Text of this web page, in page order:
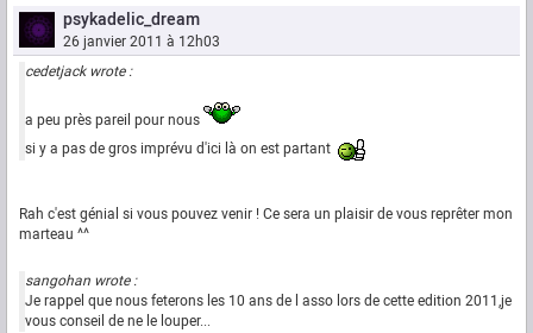
psykadelic_dream
26 janvier 2011 à 12h03
cedetjack wrote :
a peu près pareil pour nous
si y a pas de gros imprévu d'ici là on est partant
Rah c'est génial si vous pouvez venir ! Ce sera un plaisir de vous reprêter mon
marteau ^^
sangohan wrote :
Je rappel que nous feterons les 10 ans de l asso lors de cette edition 2011,je
vous conseil de ne le louper...